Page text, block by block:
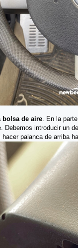
bolsa de aire. En la
Debemos introducir un
hacer palanca de arriba